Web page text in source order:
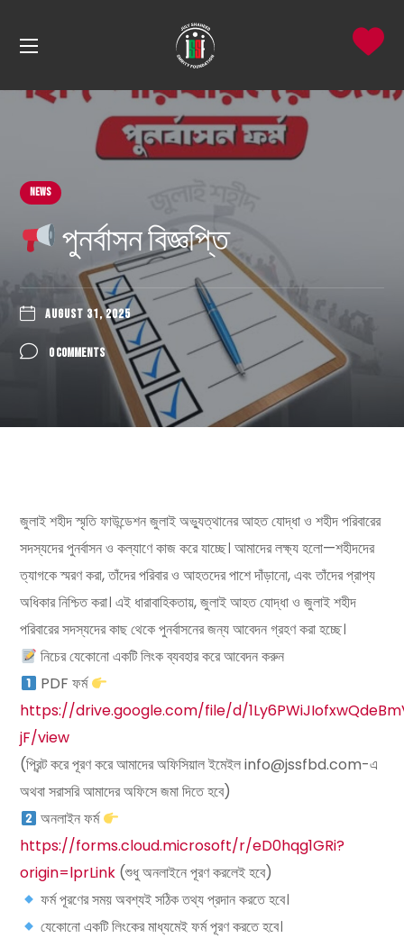
News
পুনর্বাসন বিজ্ঞপ্তি
AUGUST 31, 2025
0 COMMENTS
জুলাই শহীদ স্মৃতি ফাউন্ডেশন জুলাই অভ্যুত্থানের আহত যোদ্ধা ও শহীদ পরিবারের
সদস্যদের পুনর্বাসন ও কল্যাণে কাজ করে যাচ্ছে। আমাদের লক্ষ্য হলো—শহীদদের
ত্যাগকে স্মরণ করা, তাঁদের পরিবার ও আহতদের পাশে দাঁড়ানো, এবং তাঁদের প্রাপ্য
অধিকার নিশ্চিত করা। এই ধারাবাহিকতায়, জুলাই আহত যোদ্ধা ও জুলাই শহীদ
পরিবারের সদস্যদের কাছ থেকে পুনর্বাসনের জন্য আবেদন গ্রহণ করা হচ্ছে।
নিচের যেকোনো একটি লিংক ব্যবহার করে আবেদন করুন
PDF ফর্ম
https://drive.google.com/file/d/
jF/view
(প্রিন্ট করে পূরণ করে আমাদের অফিসিয়াল ইমেইল info@jssfbd.com-এ
অথবা সরাসরি আমাদের অফিসে জমা দিতে হবে)
অনলাইন ফর্ম
https://forms.cloud.microsoft/r/eD0hqg1GRi?
origin=lprLink (শুধু অনলাইনে পূরণ করলেই হবে)
ফর্ম পূরণের সময় অবশ্যই সঠিক তথ্য প্রদান করতে হবে।
যেকোনো একটি লিংকের মাধ্যমেই ফর্ম পূরণ করতে হবে।